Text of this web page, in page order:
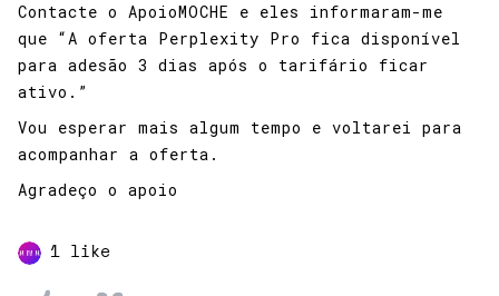
Contacte o ApoioMOCHE e eles informaram-me
que “A oferta Perplexity Pro fica disponível
para adesão 3 dias após o tarifário ficar
ativo.”
Vou esperar mais algum tempo e voltarei para
acompanhar a oferta.
Agradeço o apoio
1 like